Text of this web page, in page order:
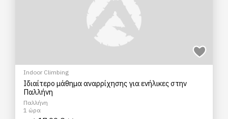
Indoor Climbing
Ιδιαίτερο μάθημα αναρρίχησης για ενήλικες στην
Παλλήνη
Παλλήνη
1 ώρα